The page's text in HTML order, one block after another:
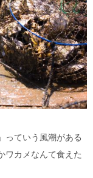
っていう風潮がある
ワカメなんて食えた